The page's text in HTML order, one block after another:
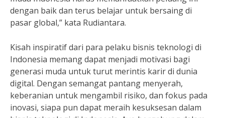
dengan baik dan terus belajar untuk bersaing di
pasar global,” kata Rudiantara.
Kisah inspiratif dari para pelaku bisnis teknologi di
Indonesia memang dapat menjadi motivasi bagi
generasi muda untuk turut merintis karir di dunia
digital. Dengan semangat pantang menyerah,
keberanian untuk mengambil risiko, dan fokus pada
inovasi, siapa pun dapat meraih kesuksesan dalam